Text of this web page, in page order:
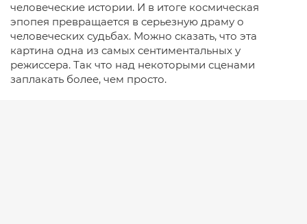
человеческие истории. И в итоге космическая
эпопея превращается в серьезную драму о
человеческих судьбах. Можно сказать, что эта
картина одна из самых сентиментальных у
режиссера. Так что над некоторыми сценами
заплакать более, чем просто.